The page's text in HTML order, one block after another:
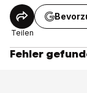
Teilen
Fehler